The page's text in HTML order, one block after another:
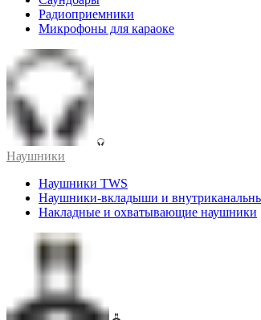
Радиоприемники
Микрофоны для караоке
Наушники
Наушники TWS
Наушники-вкладыши и
Накладные и охватывающие наушники